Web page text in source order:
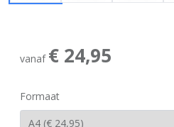
vanaf € 24,95
Formaat